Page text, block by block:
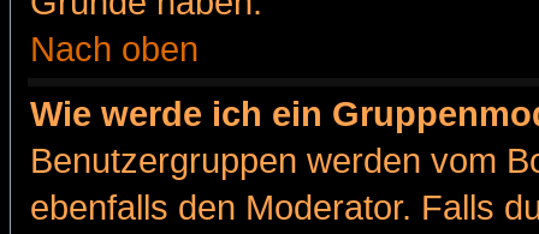
Nach oben
Wie werde ich ein
Benutzergruppen werden vom
ebenfalls den Moderator. Falls